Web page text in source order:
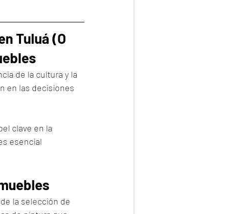
Tuluá (O
de la cultura y la
en las decisiones
clave en la
esencial
la selección de